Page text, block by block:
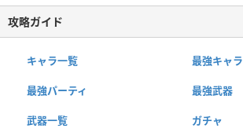
攻略ガイド
キャラ一覧 最強キャラ
最強パーティ 最強武器
武器一覧 ガチャ